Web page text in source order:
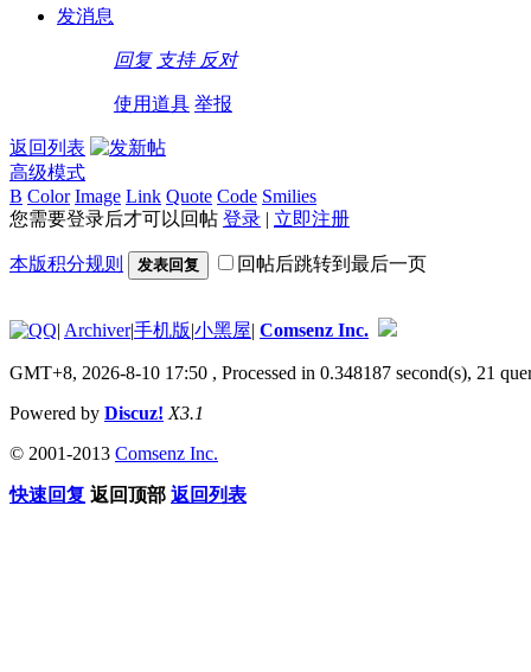
发消息
回复 支持 反对
使用道具 举报
返回列表
高级模式
B Color Image Link Quote Code Smilies
您需要登录后才可以回帖 登录 | 立即注册
本版积分规则 发表回复 回帖后跳转到最后一页
| Archiver|手机版|小黑屋| Comsenz Inc.
GMT+8, 2026-8-10 17:50 , Processed in 0.348187 second(s), 21
Powered by Discuz! X3.1
© 2001-2013 Comsenz Inc.
快速回复 返回顶部 返回列表